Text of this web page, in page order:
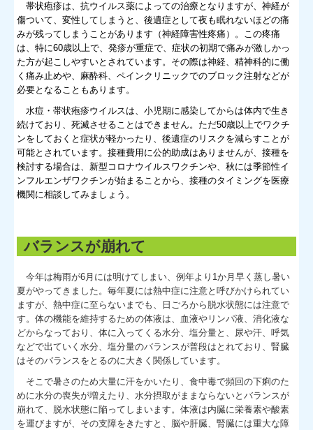
帯状疱疹は、抗ウイルス薬によっての治療となりますが、神経が
傷ついて、変性してしまうと、後遺症として夜も眠れないほどの痛
みが残ってしまうことがあります（神経障害性疼痛）。この疼痛
は、特に60歳以上で、発疹が重症で、症状の初期で痛みが激しかっ
た方が起こしやすいとされています。その際は神経、精神科的に働
く痛み止めや、麻酔科、ペインクリニックでのブロック注射などが
必要となることもあります。
水痘・帯状疱疹ウイルスは、小児期に感染してからは体内で生き
続けており、死滅させることはできません。ただ50歳以上でワクチ
ンをしておくと症状が軽かったり、後遺症のリスクを減らすことが
可能とされています。接種費用に公的助成はありませんが、接種を
検討する場合は、新型コロナウイルスワクチンや、秋には季節性イ
ンフルエンザワクチンが始まることから、接種のタイミングを医療
機関に相談してみましょう。
バランスが崩れて
今年は梅雨が6月には明けてしまい、例年より1か月早く蒸し暑い
夏がやってきました。毎年夏には熱中症に注意と呼びかけられてい
ますが、熱中症に至らないまでも、日ごろから脱水状態には注意で
す。体の機能を維持するための体液は、血液やリンパ液、消化液な
どからなっており、体に入ってくる水分、塩分量と、尿や汗、呼気
などで出ていく水分、塩分量のバランスが普段はとれており、腎臓
はそのバランスをとるのに大きく関係しています。
そこで暑さのため大量に汗をかいたり、食中毒で頻回の下痢のた
めに水分の喪失が増えたり、水分摂取がままならないとバランスが
崩れて、脱水状態に陥ってしまいます。体液は内臓に栄養素や酸素
を運びますが、その支障をきたすと、脳や肝臓、腎臓には重大な障